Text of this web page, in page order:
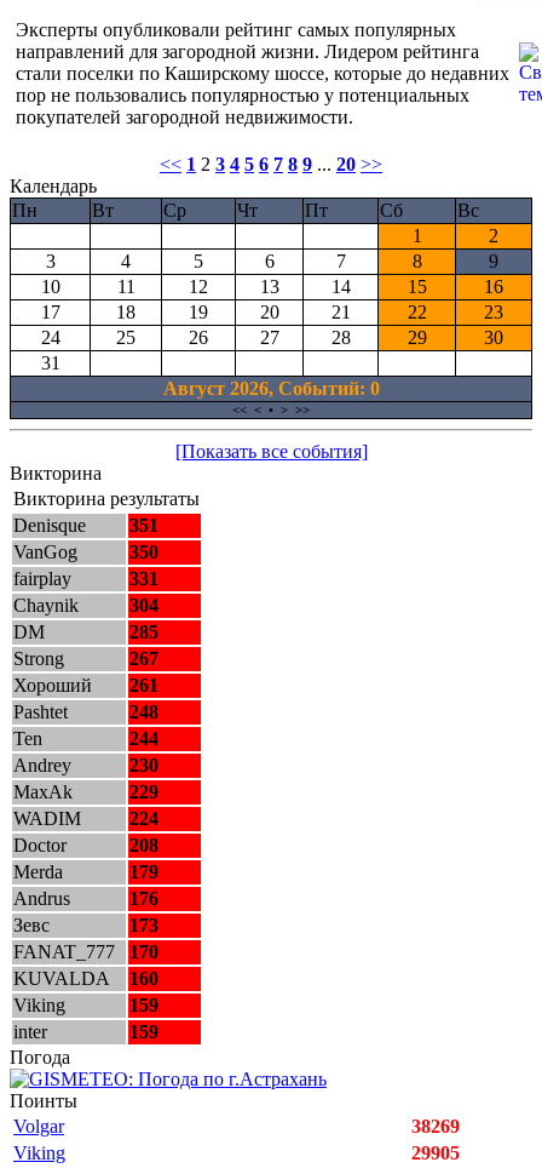
Эксперты опубликовали рейтинг самых популярных
направлений для загородной жизни. Лидером рейтинга
стали поселки по Каширскому шоссе, которые до недавних
пор не пользовались популярностью у потенциальных
покупателей загородной недвижимости.
<< 1 2 3 4 5 6 7 8 9 ... 20 >>
Календарь
Пн
Вт Ср Чт Пт Сб
Вс
1
2
3
4 5 6 7 8
9
10
11 12 13 14 15
16
17
18 19 20 21 22
23
24
25 26 27 28 29
30
31
Август 2026, Cобытий: 0
<< < • > >>
[Показать все события]
Викторина
Викторина результаты
Denisque
351
VanGog
350
fairplay
331
Chaynik
304
DM
285
Strong
267
Хороший
261
Pashtet
248
Ten
244
Andrey
230
MaxAk
229
WADIM
224
Doctor
208
Merda
179
Andrus
176
Зевс
173
FANAT_777
170
KUVALDA
160
Viking
159
inter
159
Погода
Поинты
Volgar
38269
Viking
29905